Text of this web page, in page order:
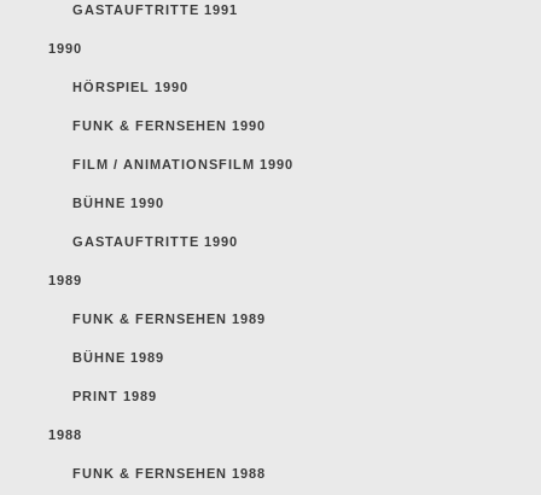
GASTAUFTRITTE 1991
1990
HÖRSPIEL 1990
FUNK & FERNSEHEN 1990
FILM / ANIMATIONSFILM 1990
BÜHNE 1990
GASTAUFTRITTE 1990
1989
FUNK & FERNSEHEN 1989
BÜHNE 1989
PRINT 1989
1988
FUNK & FERNSEHEN 1988